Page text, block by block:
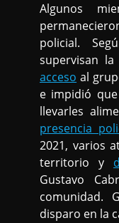
Algunos
policial.
supervisan
acceso al
e impidió
llevarles
presencia
2021, varios
territorio y
Gustavo
comunidad.
disparo en la